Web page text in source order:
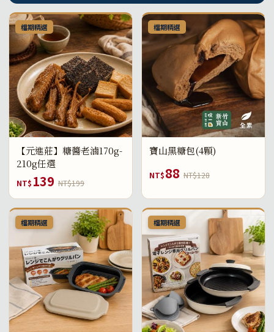
檔期精選
【元進莊】糖醬老滷170g-
210g任選
NT$ 139 NT$199
檔期精選
寶山黑糖包(4顆)
NT$88 NT$128
檔期精選 檔期精選